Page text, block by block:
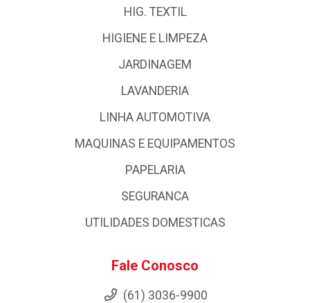
HIG. TEXTIL
HIGIENE E LIMPEZA
JARDINAGEM
LAVANDERIA
LINHA AUTOMOTIVA
MAQUINAS E EQUIPAMENTOS
PAPELARIA
SEGURANCA
UTILIDADES DOMESTICAS
Fale Conosco
(61) 3036-9900